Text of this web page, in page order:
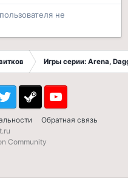
не
Игры серии: Arena,
Обратная связь
Twitter Steam Youtube
Community